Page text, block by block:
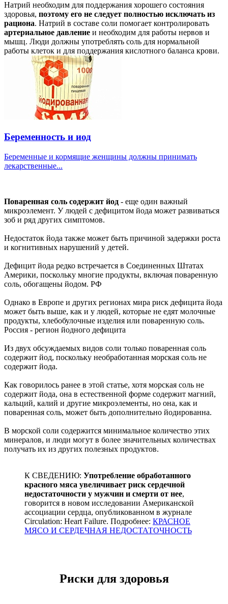
Натрий необходим для поддержания хорошего состояния
здоровья, поэтому его не следует полностью исключать из
рациона. Натрий в составе соли помогает контролировать
артериальное давление и необходим для работы нервов и
мышц. Люди должны употреблять соль для нормальной
работы клеток и для поддержания кислотного баланса крови.
Беременность и иод
Беременные и кормящие женщины должны принимать
лекарственные...
Поваренная соль содержит йод - еще один важный
микроэлемент. У людей с дефицитом йода может развиваться
зоб и ряд других симптомов.
Недостаток йода также может быть причиной задержки роста
и когнитивных нарушений у детей.
Дефицит йода редко встречается в Соединенных Штатах
Америки, поскольку многие продукты, включая поваренную
соль, обогащены йодом. РФ
Однако в Европе и других регионах мира риск дефицита йода
может быть выше, как и у людей, которые не едят молочные
продукты, хлебобулочные изделия или поваренную соль.
Россия - регион йодного дефицита
Из двух обсуждаемых видов соли только поваренная соль
содержит йод, поскольку необработанная морская соль не
содержит йода.
Как говорилось ранее в этой статье, хотя морская соль не
содержит йода, она в естественной форме содержит магний,
кальций, калий и другие микроэлементы, но она, как и
поваренная соль, может быть дополнительно йодированна.
В морской соли содержится минимальное количество этих
минералов, и люди могут в более значительных количествах
получать их из других полезных продуктов.
К СВЕДЕНИЮ: Употребление обработанного
красного мяса увеличивает риск сердечной
недостаточности у мужчин и смерти от нее,
говорится в новом исследовании Американской
ассоциации сердца, опубликованном в журнале
Circulation: Heart Failure. Подробнее: КРАСНОЕ
МЯСО И СЕРДЕЧНАЯ НЕДОСТАТОЧНОСТЬ
Риски для здоровья